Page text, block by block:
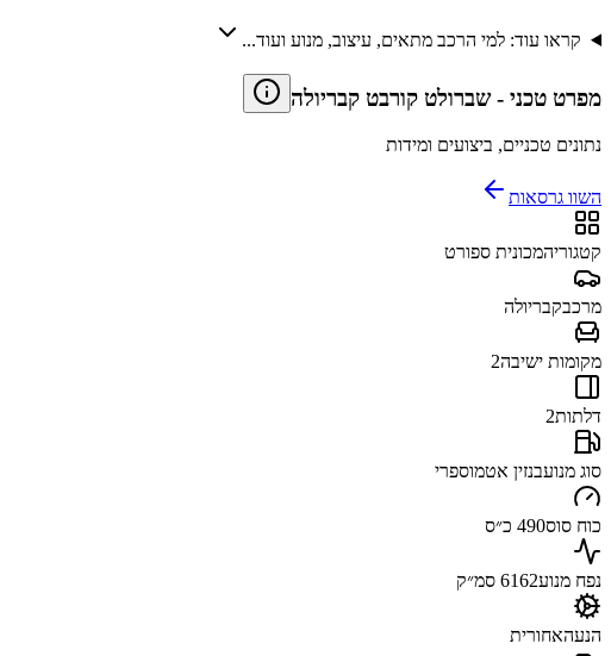
קראו עוד: למי הרכב מתאים, עיצוב, מנוע ועוד...
מפרט טכני - שברולט קורבט קבריולה
נתונים טכניים, ביצועים ומידות
השוו גרסאות
קטגוריהמכונית ספורט
מרכבקבריולה
מקומות ישיבה2
דלתות2
סוג מנועבנזין אטמוספרי
כוח סוס490 כ״ס
נפח מנוע6162 סמ״ק
הנעהאחורית